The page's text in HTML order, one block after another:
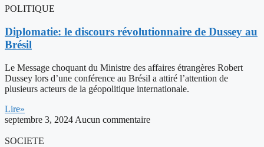
POLITIQUE
Diplomatie: le discours révolutionnaire de Dussey au
Brésil
Le Message choquant du Ministre des affaires étrangères Robert
Dussey lors d’une conférence au Brésil a attiré l’attention de
plusieurs acteurs de la géopolitique internationale.
Lire»
septembre 3, 2024 Aucun commentaire
SOCIETE